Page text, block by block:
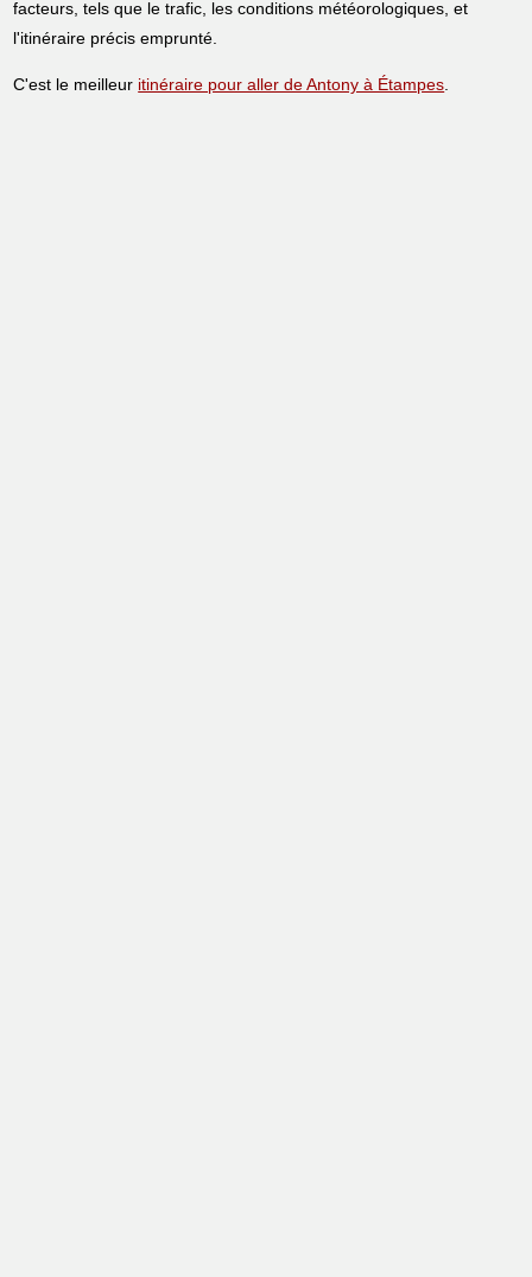
facteurs, tels que le trafic, les conditions météorologiques, et
l'itinéraire précis emprunté.
C'est le meilleur itinéraire pour aller de Antony à Étampes.